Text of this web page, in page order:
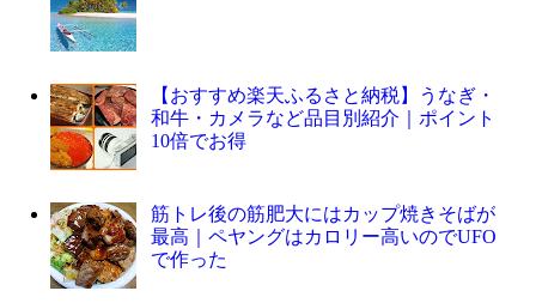
【おすすめ楽天ふるさと納税】うなぎ・
和牛・カメラなど品目別紹介｜ポイント
10倍でお得
筋トレ後の筋肥大にはカップ焼きそばが
最高｜ペヤングはカロリー高いのでUFO
で作った